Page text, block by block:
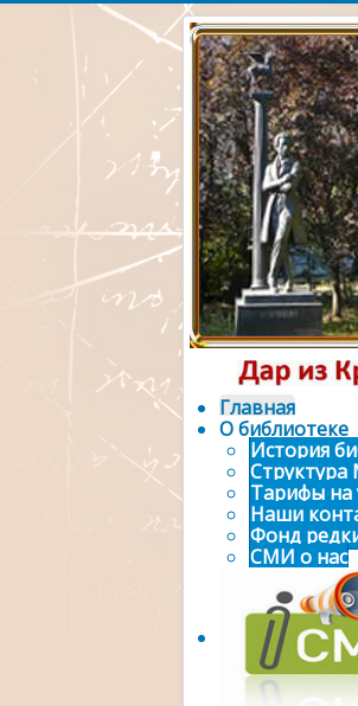
Главная
О библиотеке
История
Тарифы на
Наши
Фонд
СМИ о нас